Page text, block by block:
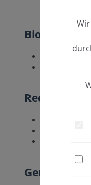
Biozym
Recycling
Geräteservice